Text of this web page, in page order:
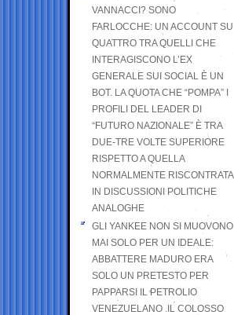
VANNACCI? SONO
FARLOCCHE: UN ACCOUNT SU
QUATTRO TRA QUELLI CHE
INTERAGISCONO L’EX
GENERALE SUI SOCIAL È UN
BOT. LA QUOTA CHE “POMPA” I
PROFILI DEL LEADER DI
“FUTURO NAZIONALE” È TRA
DUE-TRE VOLTE SUPERIORE
RISPETTO A QUELLA
NORMALMENTE RISCONTRATA
IN DISCUSSIONI POLITICHE
ANALOGHE
GLI YANKEE NON SI MUOVONO
MAI SOLO PER UN IDEALE:
ABBATTERE MADURO ERA
SOLO UN PRETESTO PER
PAPPARSI IL PETROLIO
VENEZUELANO .IL COLOSSO